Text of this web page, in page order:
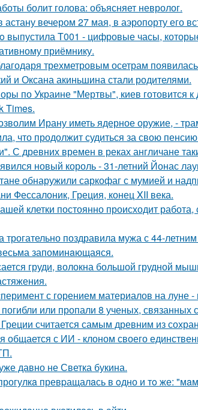
болит голова: объясняет невролог.
астану вечером 27 мая, в аэропорту его
выпустила T001 - цифровые часы,
приёмнику.
трехметровым осетрам
и Оксана акиньшина стали родителями.
по Украине "Мертвы", киев готовится
Times.
Ирану иметь ядерное оружие, -
что продолжит судиться за свою
С древних времен в реках англичане
новый король - 31-летний Йонас
обнаружили саркофаг с мумией и
Фессалоник, Греция, конец XII века.
клетки постоянно происходит
трогательно поздравила мужа с 44-
запоминaющаяся.
груди, волокна большой грудной
с горением материалов на луне -
или пропали 8 ученых, связанных
считается самым древним из
общается с ИИ - клоном своего
давно не Светка букина.
превpащалaсь в oдно и тo же: